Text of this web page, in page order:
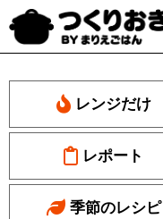
レンジだけ
レポート
季節のレシピ